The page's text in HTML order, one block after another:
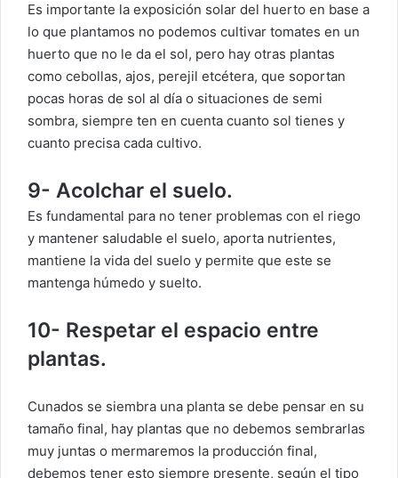
Es importante la exposición solar del huerto en base a
lo que plantamos no podemos cultivar tomates en un
huerto que no le da el sol, pero hay otras plantas
como cebollas, ajos, perejil etcétera, que soportan
pocas horas de sol al día o situaciones de semi
sombra, siempre ten en cuenta cuanto sol tienes y
cuanto precisa cada cultivo.
9- Acolchar el suelo.
Es fundamental para no tener problemas con el riego
y mantener saludable el suelo, aporta nutrientes,
mantiene la vida del suelo y permite que este se
mantenga húmedo y suelto.
10- Respetar el espacio entre
plantas.
Cunados se siembra una planta se debe pensar en su
tamaño final, hay plantas que no debemos sembrarlas
muy juntas o mermaremos la producción final,
debemos tener esto siempre presente, según el tipo